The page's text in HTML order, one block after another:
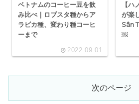
ベトナムのコーヒー豆を飲
み比べ｜ロブスタ種からア
ラビカ種、変わり種コーヒ
ーまで
2022.09.01
【
が楽
Sân
￼
次のページ